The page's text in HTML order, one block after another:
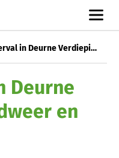
OA De overval in Deurne Verdieping Noodweer en noodweerexces
Deurne
en